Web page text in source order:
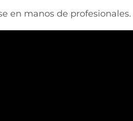
en manos de profesionales.